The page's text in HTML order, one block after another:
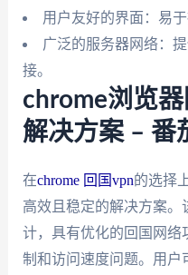
用户友好的界面：易
广泛的服务器网络：
接。
chrome浏览
解决方案 – 番
在chrome 回国vpn的选择
高效且稳定的解决方案。
计，具有优化的回国网络
制和访问速度问题。用户